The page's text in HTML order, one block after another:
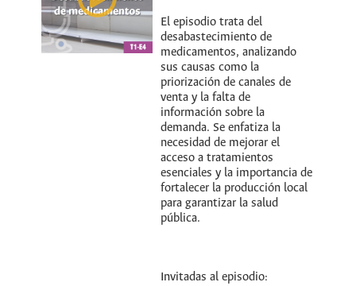
El episodio trata del
desabastecimiento de
medicamentos, analizando
sus causas como la
priorización de canales de
venta y la falta de
información sobre la
demanda. Se enfatiza la
necesidad de mejorar el
acceso a tratamientos
esenciales y la importancia de
fortalecer la producción local
para garantizar la salud
pública.
Invitadas al episodio: